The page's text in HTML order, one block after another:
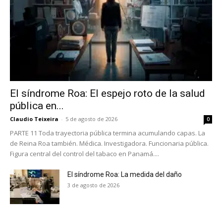
No te pierdas de las
últimas noticias
Suscríbete a nuestro boletín diario y
recibe todas las noticias del vapeo y la
reducción de daños en tu correo
electrónico.
receive all the news of vaping and
tobacco harm reduction in your email.
El síndrome Roa: El espejo roto de la salud
pública en...
Claudio Teixeira - 5 de agosto de 2026 0
PARTE 11 Toda trayectoria pública termina acumulando capas. La
de Reina Roa también. Médica. Investigadora. Funcionaria pública.
Figura central del control del tabaco en Panamá....
El síndrome Roa: La medida del daño
3 de agosto de 2026